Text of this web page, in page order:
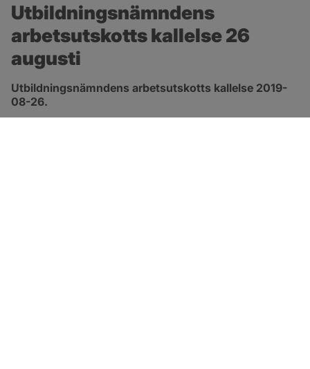
Utbildningsnämndens
arbetsutskotts kallelse 26
augusti
Utbildningsnämndens arbetsutskotts kallelse 2019-
08-26.